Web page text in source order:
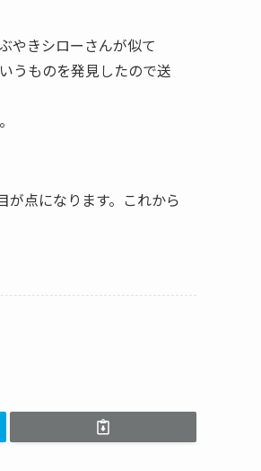
やきシローさんが似て
うものを発見したので送
が点になります。これから